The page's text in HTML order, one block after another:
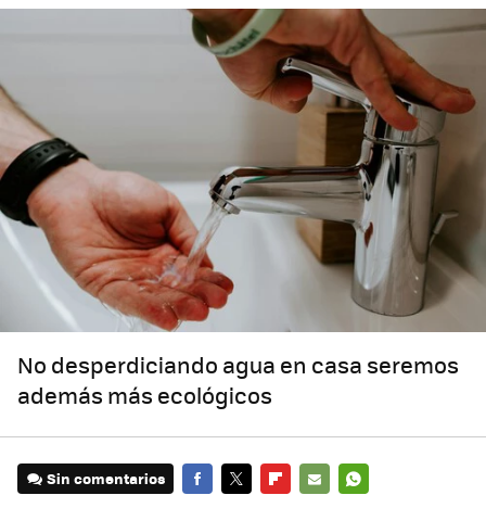
No desperdiciando agua en casa seremos
además más ecológicos
Sin comentarios